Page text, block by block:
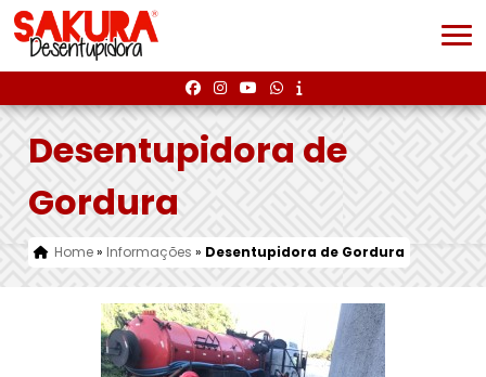
Desentupidora de
Gordura
Home» Informações » Desentupidora de Gordura